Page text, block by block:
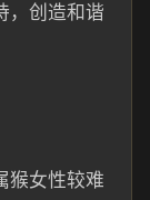
，创造和谐
猴女性较难